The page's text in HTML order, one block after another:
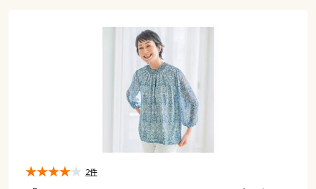
キッチン・雑貨・日用品
カーテン・ラグ・ファブリック
美容・健康通販すべて
美容・健康・サプリメント
大きいサイズ通販すべて
大きいサイズ レディース服
大きいサイズ レディース下着
カーテン・ラグ・ファブリック
ジュニア・ティーンズ下着
大きいサイズ レディース服
大きいサイズ レディース下着
大きいサイズ メンズ
カタログ 2件